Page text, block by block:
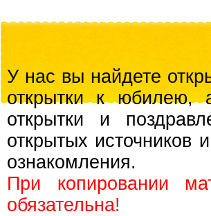
У нас вы найдете
открытки к юбилею,
открытки и
открытых источников
ознакомления.
При копировании
обязательна!